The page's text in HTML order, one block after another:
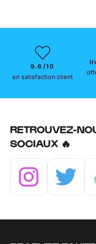
9.6 /10
en satisfaction client
RETROUVEZ-
SOCIAUX 🔥